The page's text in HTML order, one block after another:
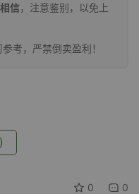
信，注意鉴别，以免上
考，严禁倒卖盈利！
0 0